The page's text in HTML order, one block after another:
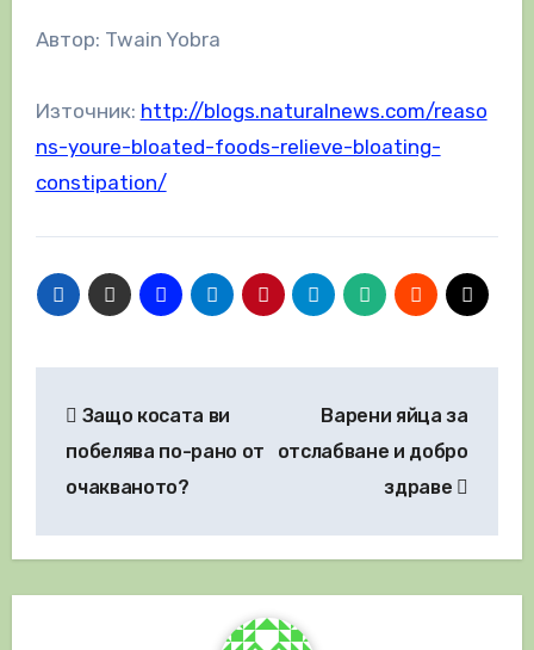
Автор: Twain Yobra
Източник: http://blogs.naturalnews.com/reaso
ns-youre-bloated-foods-relieve-bloating-
constipation/
Защо косата ви
побелява по-рано от
очакваното?
Варени яйца за
отслабване и добро
здраве